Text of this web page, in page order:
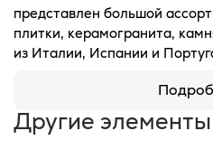
представлен большой
плитки, керамогранита,
из Италии, Испании и
Другие